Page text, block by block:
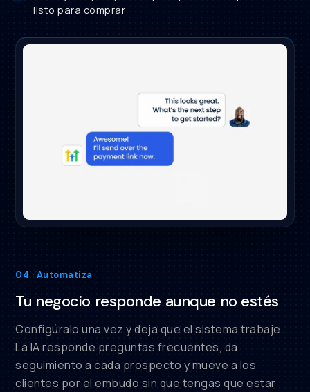
listo para comprar
04 · Automatiza
Tu negocio responde aunque no estés
Configúralo una vez y deja que el sistema trabaje.
La IA responde preguntas frecuentes, da
seguimiento a cada prospecto y mueve a los
clientes por el embudo sin que tengas que estar